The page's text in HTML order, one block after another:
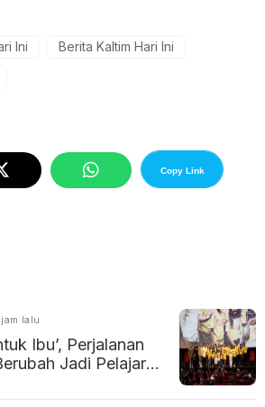
Ini
Berita Kaltim Hari Ini
Copy Link
lalu
Ibu’, Perjalanan
Jadi Pelajaran